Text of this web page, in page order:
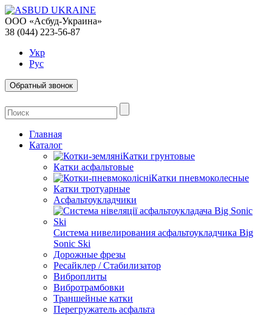
ООО «Асбуд-Украина»
38 (044) 223-56-87
Укр
Рус
Обратный звонок
Главная
Каталог
Катки грунтовые
Катки асфальтовые
Катки пневмоколесные
Катки тротуарные
Асфальтоукладчики
Система нивелирования асфальтоукладчика Big
Sonic Ski
Дорожные фрезы
Ресайклер / Стабилизатор
Виброплиты
Вибротрамбовки
Траншейные катки
Перегружатель асфальта